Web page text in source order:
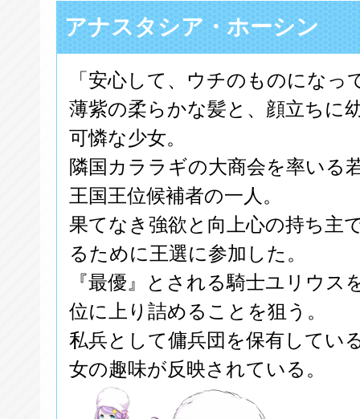
アナスタシア・ホーシン
「安心して、ウチのものになっ
薄紫の柔らかな髪と、顔立ちに
可憐な少女。
隣国カララギの大商会を率いる
王国王位候補者の一人。
果てなき強欲と向上心の持ち主
るために王選に参加した。
『最優』とされる騎士ユリウス
位に上り詰めることを狙う。
私兵として傭兵団を保有してい
女の趣味が反映されている。